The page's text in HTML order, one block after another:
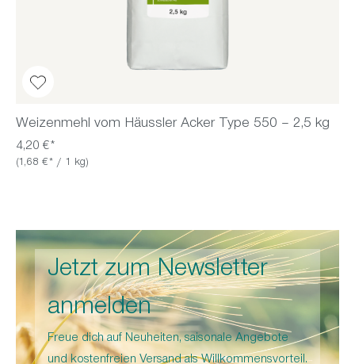
Weizenmehl vom Häussler Acker Type 550 – 2,5 kg
4,20 €*
(1,68 €* / 1 kg)
Jetzt zum Newsletter
anmelden
Freue dich auf Neuheiten, saisonale Angebote
und kostenfreien Versand als Willkommensvorteil.